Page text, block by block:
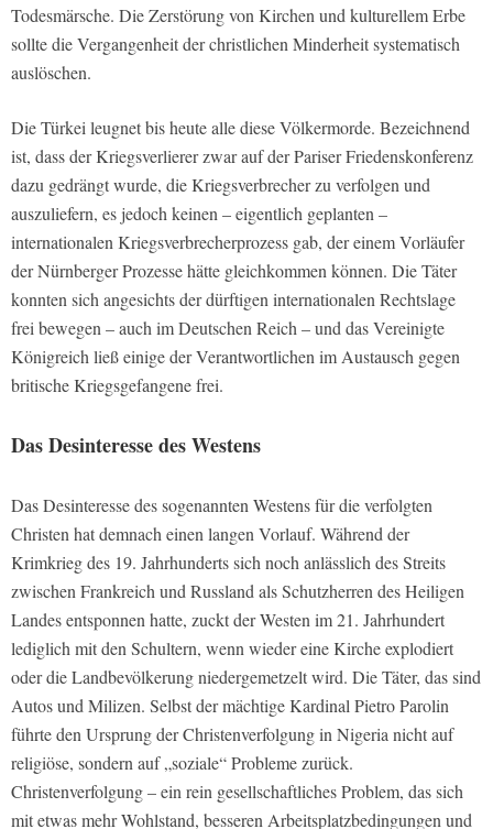
Todesmärsche. Die Zerstörung von Kirchen und kulturellem Erbe
sollte die Vergangenheit der christlichen Minderheit systematisch
auslöschen.
Die Türkei leugnet bis heute alle diese Völkermorde. Bezeichnend
ist, dass der Kriegsverlierer zwar auf der Pariser Friedenskonferenz
dazu gedrängt wurde, die Kriegsverbrecher zu verfolgen und
auszuliefern, es jedoch keinen – eigentlich geplanten –
internationalen Kriegsverbrecherprozess gab, der einem Vorläufer
der Nürnberger Prozesse hätte gleichkommen können. Die Täter
konnten sich angesichts der dürftigen internationalen Rechtslage
frei bewegen – auch im Deutschen Reich – und das Vereinigte
Königreich ließ einige der Verantwortlichen im Austausch gegen
britische Kriegsgefangene frei.
Das Desinteresse des Westens
Das Desinteresse des sogenannten Westens für die verfolgten
Christen hat demnach einen langen Vorlauf. Während der
Krimkrieg des 19. Jahrhunderts sich noch anlässlich des Streits
zwischen Frankreich und Russland als Schutzherren des Heiligen
Landes entsponnen hatte, zuckt der Westen im 21. Jahrhundert
lediglich mit den Schultern, wenn wieder eine Kirche explodiert
oder die Landbevölkerung niedergemetzelt wird. Die Täter, das sind
Autos und Milizen. Selbst der mächtige Kardinal Pietro Parolin
führte den Ursprung der Christenverfolgung in Nigeria nicht auf
religiöse, sondern auf „soziale“ Probleme zurück.
Christenverfolgung – ein rein gesellschaftliches Problem, das sich
mit etwas mehr Wohlstand, besseren Arbeitsplatzbedingungen und